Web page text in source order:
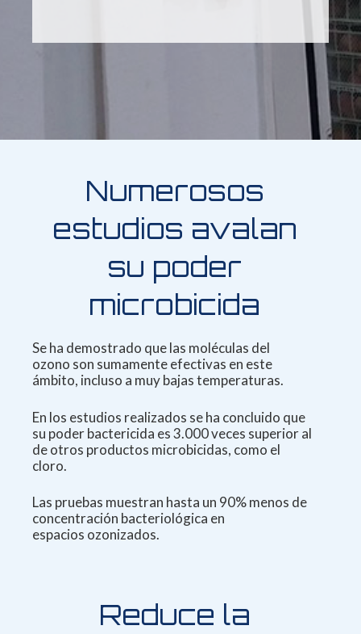
Numerosos
estudios avalan
su poder
microbicida
Se ha demostrado que las moléculas del
ozono son sumamente efectivas en este
ámbito, incluso a muy bajas temperaturas.
En los estudios realizados se ha concluido que
su poderbactericida es 3.000 veces superior al
de otros productos microbicidas, como el
cloro.
Las pruebas muestran hasta un 90% menos de
concentración bacteriológica en
espacios ozonizados.
Reduce la